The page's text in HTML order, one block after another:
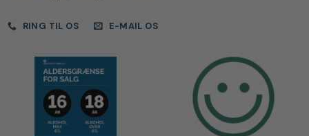
RING TIL OS E-MAIL OS